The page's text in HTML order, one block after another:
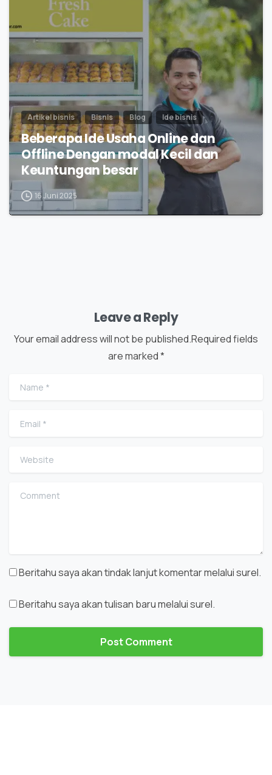
Artikel bisnis Bisnis Blog Ide bisnis
Beberapa Ide Usaha Online dan
Offline Dengan modal Kecil dan
Keuntungan besar
16 Juni 2025
Leave a Reply
Your email address will not be published.Required fields
are marked *
Name
Email
Website
Comment
Beritahu saya akan tindak lanjut komentar melalui surel.
Beritahu saya akan tulisan baru melalui surel.